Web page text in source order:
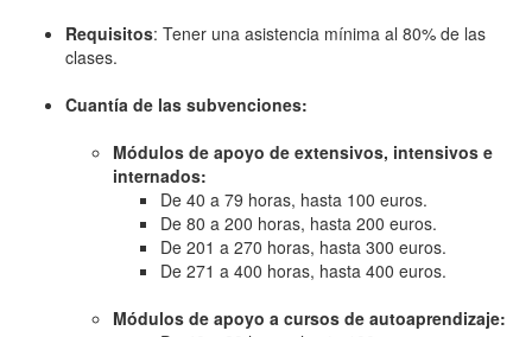
Requisitos: Tener una asistencia mínima al 80% de las
clases.
Cuantía de las subvenciones:
Módulos de apoyo de extensivos, intensivos e
internados:
De 40 a 79 horas, hasta 100 euros.
De 80 a 200 horas, hasta 200 euros.
De 201 a 270 horas, hasta 300 euros.
De 271 a 400 horas, hasta 400 euros.
Módulos de apoyo a cursos de autoaprendizaje: